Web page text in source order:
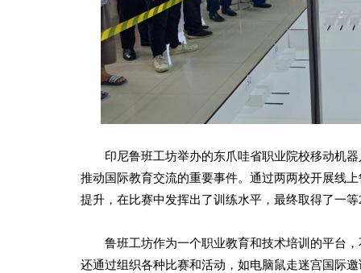
印尼鲁班工坊举办的东爪哇省职业院校移动机器
推动国际教育交流的重要事件。通过两两校开展线
提升，在比赛中发挥出了训练水平，最终取得了一
鲁班工坊作为一个职业教育和技术培训的平台，
还通过组织各种比赛和活动，如电脑鼠走迷宫国际